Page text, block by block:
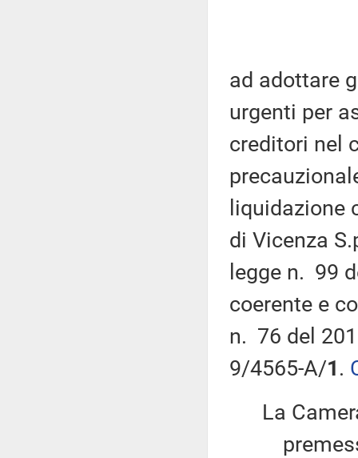
ad adottare
urgenti per
creditori nel
liquidazione
di Vicenza
legge n. 99
coerente e
n. 76 del
9/4565-A/1.
La